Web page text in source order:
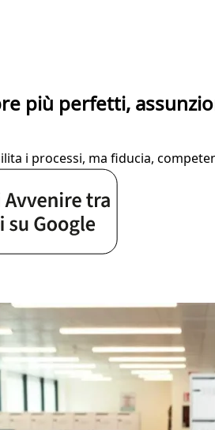
più perfetti,
i processi, ma fiducia,